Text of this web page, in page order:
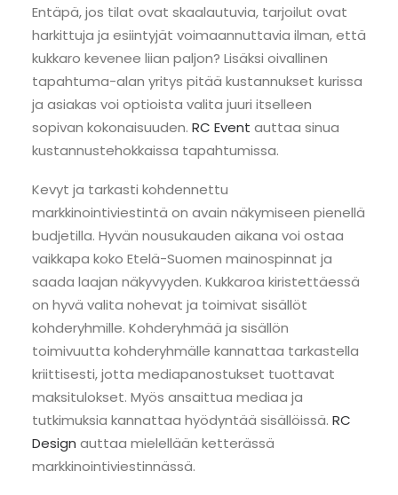
Entäpä, jos tilat ovat skaalautuvia, tarjoilut ovat
harkittuja ja esiintyjät voimaannuttavia ilman, että
kukkaro kevenee liian paljon? Lisäksi oivallinen
tapahtuma-alan yritys pitää kustannukset kurissa
ja asiakas voi optioista valita juuri itselleen
sopivan kokonaisuuden. RC Event auttaa sinua
kustannustehokkaissa tapahtumissa.
Kevyt ja tarkasti kohdennettu
markkinointiviestintä on avain näkymiseen pienellä
budjetilla. Hyvän nousukauden aikana voi ostaa
vaikkapa koko Etelä-Suomen mainospinnat ja
saada laajan näkyvyyden. Kukkaroa kiristettäessä
on hyvä valita nohevat ja toimivat sisällöt
kohderyhmille. Kohderyhmää ja sisällön
toimivuutta kohderyhmälle kannattaa tarkastella
kriittisesti, jotta mediapanostukset tuottavat
maksitulokset. Myös ansaittua mediaa ja
tutkimuksia kannattaa hyödyntää sisällöissä. RC
Design auttaa mielellään ketterässä
markkinointiviestinnässä.